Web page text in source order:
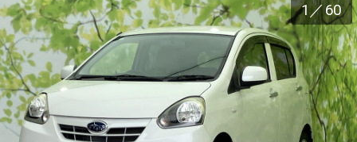
車検サービス トップ
車検料金・メニュー
オイル交換・点検・整備予約
お役立ち情報
1 ／60